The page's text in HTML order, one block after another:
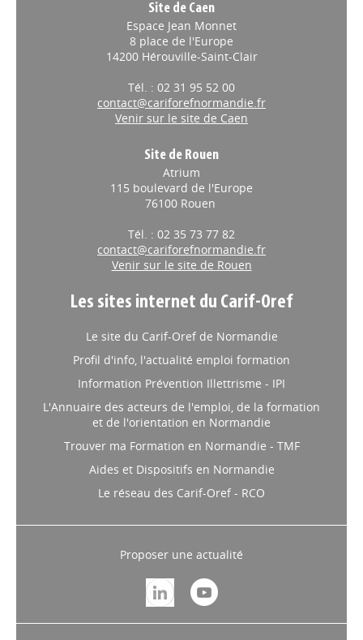
Site de Caen
Espace Jean Monnet
8 place de l'Europe
14200 Hérouville-Saint-Clair
Tél. : 02 31 95 52 00
contact@cariforefnormandie.fr
Venir sur le site de Caen
Site de Rouen
Atrium
115 boulevard de l'Europe
76100 Rouen
Tél. : 02 35 73 77 82
contact@cariforefnormandie.fr
Venir sur le site de Rouen
Les sites internet du Carif-Oref
Le site du Carif-Oref de Normandie
Profil d'info, l'actualité emploi formation
Information Prévention Illettrisme - IPI
L'Annuaire des acteurs de l'emploi, de la formation
et de l'orientation en Normandie
Trouver ma Formation en Normandie - TMF
Aides et Dispositifs en Normandie
Le réseau des Carif-Oref - RCO
Proposer une actualité